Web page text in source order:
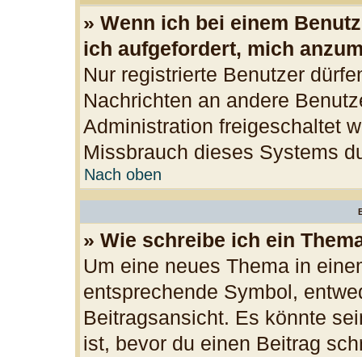
» Wenn ich bei einem
ich aufgefordert, mich
Nur registrierte Benutzer
Nachrichten an andere
Administration freigeschaltet
Missbrauch dieses Systems
Nach oben
» Wie schreibe ich ein
Um eine neues Thema in
entsprechende Symbol,
Beitragsansicht. Es könnte
ist, bevor du einen Beitrag